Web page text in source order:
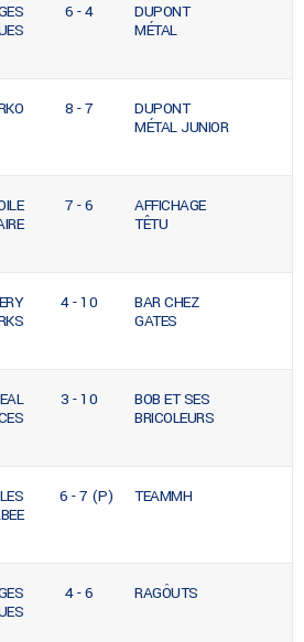
6 - 4
DUPONT
MÉTAL
8 - 7
DUPONT
MÉTAL JUNIOR
7 - 6
AFFICHAGE
TÊTU
4 - 10
BAR CHEZ
GATES
3 - 10
BOB ET SES
BRICOLEURS
LES
6 - 7 (P) TEAMMH
4 - 6 RAGÔUTS